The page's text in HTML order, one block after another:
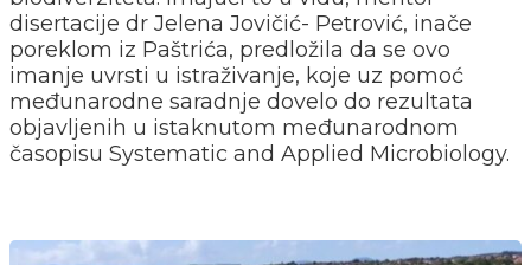
disertacije dr Jelena Jovičić- Petrović, inače
poreklom iz Paštrića, predložila da se ovo
imanje uvrsti u istraživanje, koje uz pomoć
međunarodne saradnje dovelo do rezultata
objavljenih u istaknutom međunarodnom
časopisu Systematic and Applied Microbiology.